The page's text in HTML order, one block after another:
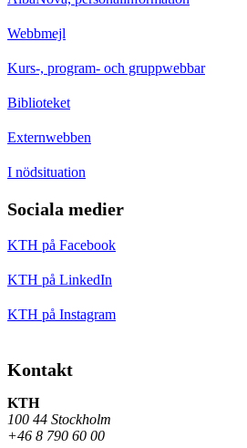
Webbmejl
Kurs-, program- och gruppwebbar
Biblioteket
Externwebben
I nödsituation
Sociala medier
KTH på Facebook
KTH på LinkedIn
KTH på Instagram
Kontakt
KTH
100 44 Stockholm
+46 8 790 60 00